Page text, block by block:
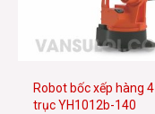
Robot bốc xếp hàng 4
trục YH1012b-140